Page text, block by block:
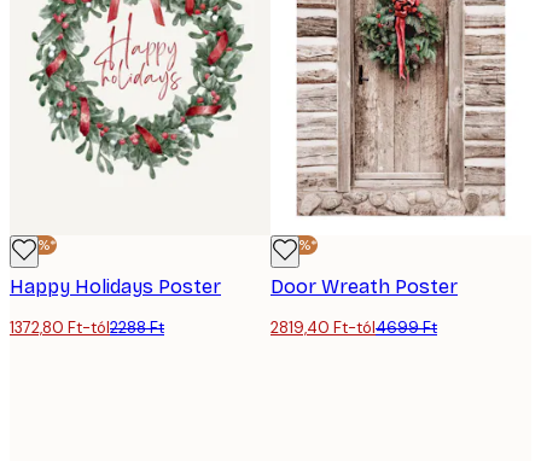
-40%*
Happy Holidays Poster
1372,80 Ft-tól2288 Ft
-40%*
Door Wreath Poster
2819,40 Ft-tól4699 Ft